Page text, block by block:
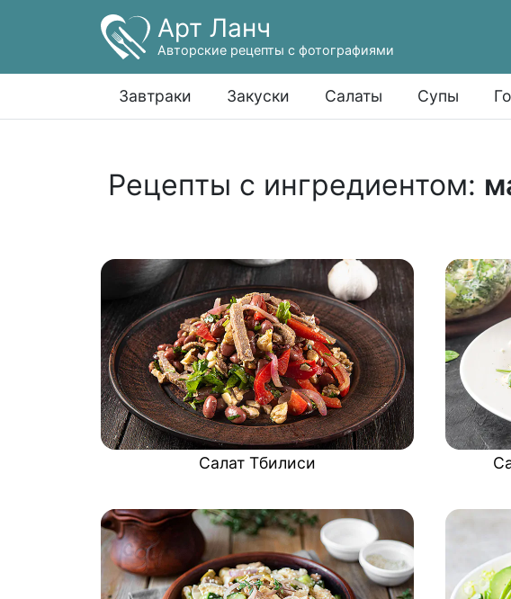
Арт Ланч
Авторские рецепты с фотографиями
Завтраки Закуски Салаты Супы
Рецепты с ингредиентом:
Салат Тбилиси